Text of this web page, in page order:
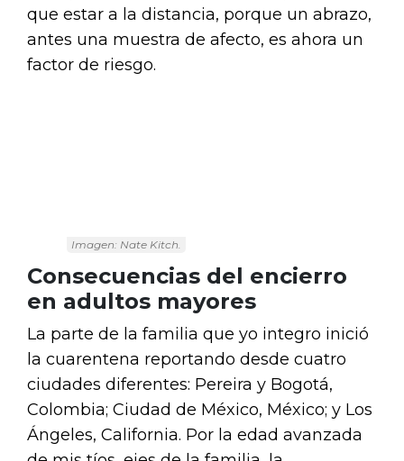
que estar a la distancia, porque un abrazo,
antes una muestra de afecto, es ahora un
factor de riesgo.
Imagen: Nate Kitch.
Consecuencias del encierro
en adultos mayores
La parte de la familia que yo integro inició
la cuarentena reportando desde cuatro
ciudades diferentes: Pereira y Bogotá,
Colombia; Ciudad de México, México; y Los
Ángeles, California. Por la edad avanzada